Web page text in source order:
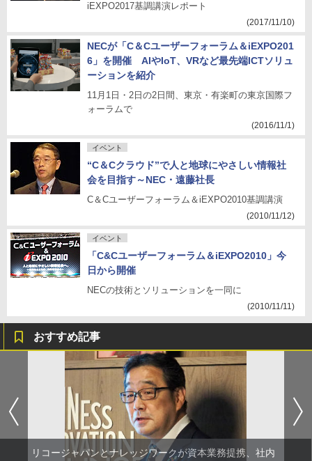
iEXPO2017基調講演レポート
(2017/11/10)
NECが「C＆Cユーザーフォーラム＆iEXPO201
6」を開催 AIやIoT、VRなど最先端ICTソリュ
ーションを紹介
11月1日・2日の2日間、東京・有楽町の東京国際フ
ォーラムで
(2016/11/1)
イベント
“C＆Cクラウド”で人と地球にやさしい情報社
会を目指す～NEC・遠藤社長
C＆Cユーザーフォーラム＆iEXPO2010基調講演
(2010/11/12)
イベント
「C&Cユーザーフォーラム＆iEXPO2010」今
日から開催
NECの技術とソリューションを一同に
(2010/11/11)
おすすめ記事
リコージャパンとナレッジワークが資本業務提携、社内